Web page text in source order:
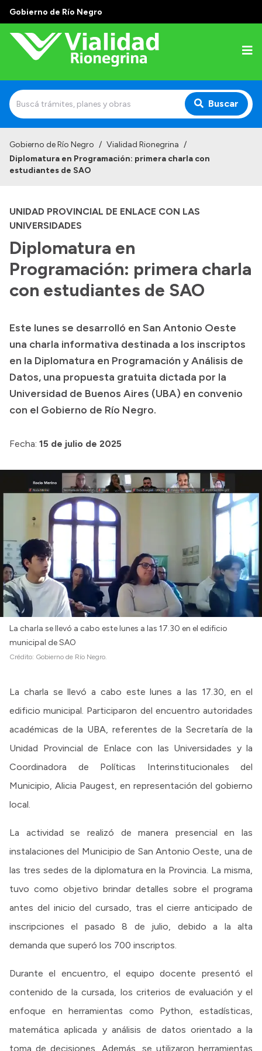
Gobierno de Río Negro
Buscar
Institucional
Autoridades
Delegaciones
Normativa
Historia Vial
Recibos de sueldo
Correo oficial
Gobierno de Río Negro / Vialidad Rionegrina /
Diplomatura en Programación: primera charla con
estudiantes de SAO
UNIDAD PROVINCIAL DE ENLACE CON LAS
UNIVERSIDADES
Diplomatura en
Programación: primera charla
con estudiantes de SAO
Este lunes se desarrolló en San Antonio Oeste
una charla informativa destinada a los inscriptos
en la Diplomatura en Programación y Análisis de
Datos, una propuesta gratuita dictada por la
Universidad de Buenos Aires (UBA) en convenio
con el Gobierno de Río Negro.
Fecha: 15 de julio de 2025
La charla se llevó a cabo este lunes a las 17.30 en el edificio
municipal de SAO
Crédito: Gobierno de Río Negro.
La charla se llevó a cabo este lunes a las 17.30, en el
edificio municipal. Participaron del encuentro autoridades
académicas de la UBA, referentes de la Secretaría de la
Unidad Provincial de Enlace con las Universidades y la
Coordinadora de Políticas Interinstitucionales del
Municipio, Alicia Paugest, en representación del gobierno
local.
La actividad se realizó de manera presencial en las
instalaciones del Municipio de San Antonio Oeste, una de
las tres sedes de la diplomatura en la Provincia. La misma,
tuvo como objetivo brindar detalles sobre el programa
antes del inicio del cursado, tras el cierre anticipado de
inscripciones el pasado 8 de julio, debido a la alta
demanda que superó los 700 inscriptos.
Durante el encuentro, el equipo docente presentó el
contenido de la cursada, los criterios de evaluación y el
enfoque en herramientas como Python, estadísticas,
matemática aplicada y análisis de datos orientado a la
toma de decisiones. Además, se utilizaron herramientas